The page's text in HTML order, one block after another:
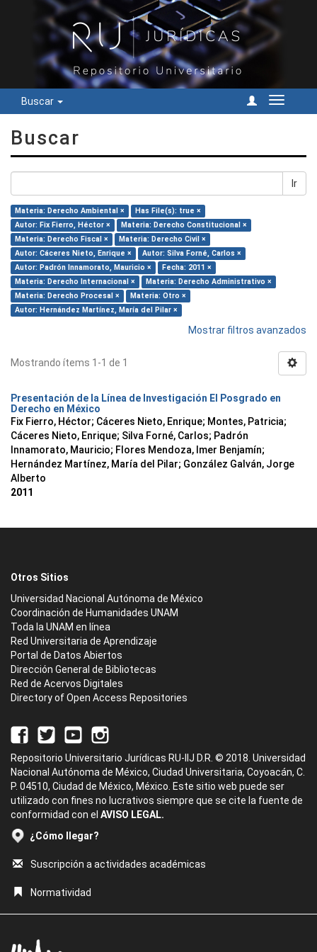
Buscar
Cambiar
Buscar
Ir
Materia: Derecho Ambiental ×
Has File(s): true ×
Autor: Fix Fierro, Héctor ×
Materia: Derecho Constitucional ×
Materia: Derecho Fiscal ×
Materia: Derecho Civil ×
Autor: Cáceres Nieto, Enrique ×
Autor: Silva Forné, Carlos ×
Autor: Padrón Innamorato, Mauricio ×
Fecha: 2011 ×
Materia: Derecho Internacional ×
Materia: Derecho Administrativo ×
Materia: Derecho Procesal ×
Materia: Otro ×
Autor: Hernández Martínez, María del Pilar ×
Mostrar filtros avanzados
Mostrando ítems 1-1 de 1
Presentación de la Línea de Investigación El Posgrado en
Derecho en México
Fix Fierro, Héctor; Cáceres Nieto, Enrique; Montes, Patricia;
Cáceres Nieto, Enrique; Silva Forné, Carlos; Padrón
Innamorato, Mauricio; Flores Mendoza, Imer Benjamín;
Hernández Martínez, María del Pilar; González Galván, Jorge
Alberto
2011
Otros Sitios
Universidad Nacional Autónoma de México
Coordinación de Humanidades UNAM
Toda la UNAM en línea
Red Universitaria de Aprendizaje
Portal de Datos Abiertos
Dirección General de Bibliotecas
Red de Acervos Digitales
Directory of Open Access Repositories
Repositorio Universitario Jurídicas RU-IIJ D.R. © 2018. Universidad
Nacional Autónoma de México, Ciudad Universitaria, Coyoacán, C.
P. 04510, Ciudad de México, México. Este sitio web puede ser
utilizado con fines no lucrativos siempre que se cite la fuente de
conformidad con el AVISO LEGAL.
¿Cómo llegar?
Suscripción a actividades académicas
Normatividad